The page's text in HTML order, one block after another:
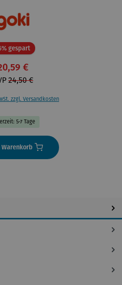
gespartRabatt
€
24,50 €
zzgl. Versandkosten
5-7 Tage
Warenkorb